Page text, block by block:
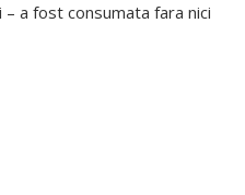
a fost consumata fara nici